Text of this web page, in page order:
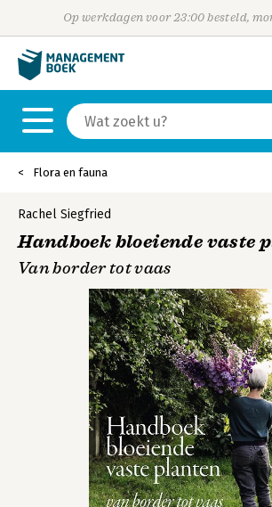
Op werkdagen voor 23:00 besteld,
Flora en fauna
Rachel Siegfried
Handboek bloeiende vaste
Van border tot vaas